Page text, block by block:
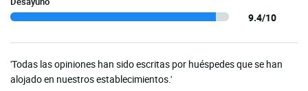
9.4/10
'Todas las opiniones han sido escritas por huéspedes que se han
alojado en nuestros establecimientos.'